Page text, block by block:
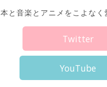
本と音楽とアニメをこよなく
Twitter
YouTube